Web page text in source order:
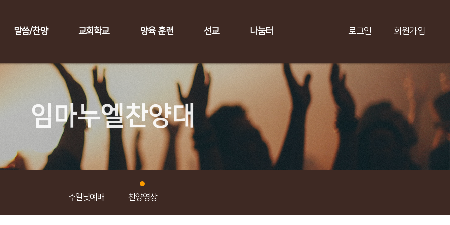
말씀/찬양 교회학교 양육 훈련 선교 나눔터 로그인 회원가입
임마누엘찬양대
주일낮예배 찬양영상